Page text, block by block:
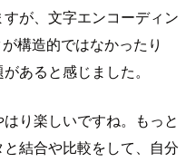
が、文字エンコーディン
構造的ではなかったり
あると感じました。
り楽しいですね。もっと
結合や比較をして、自分